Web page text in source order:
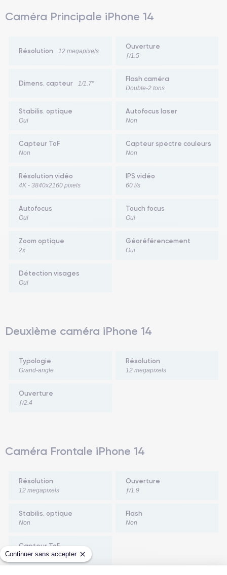
Continuer sans accepter
Caméra Principale iPhone 14
Résolution 12 megapixels
Ouverture
ƒ/1.5
Dimens. capteur 1/1.7"
Flash caméra
Double-2 tons
Stabilis. optique
Oui
Autofocus laser
Non
Capteur ToF
Non
Capteur spectre couleurs
Non
Résolution vidéo
4K - 3840x2160 pixels
IPS vidéo
60 i/s
Autofocus
Oui
Touch focus
Oui
Zoom optique
2x
Géoréférencement
Oui
Détection visages
Oui
Deuxième caméra iPhone 14
Typologie
Grand-angle
Résolution
12 megapixels
Ouverture
ƒ/2.4
Caméra Frontale iPhone 14
Résolution
12 megapixels
Ouverture
ƒ/1.9
Stabilis. optique
Non
Flash
Non
Capteur ToF
Oui